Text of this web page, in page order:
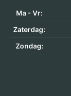
Ma - Vr:
Zaterdag:
Zondag: